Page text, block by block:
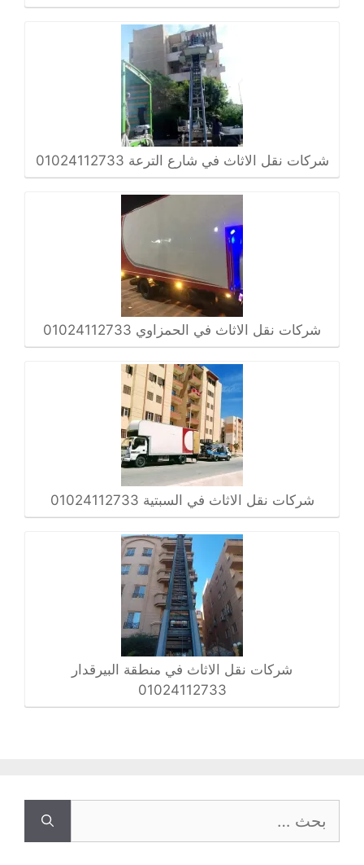
شركات نقل الاثاث في شارع الترعة 01024112733
شركات نقل الاثاث في الحمزاوي 01024112733
شركات نقل الاثاث في السبتية 01024112733
شركات نقل الاثاث في منطقة البيرقدار
01024112733
عن: